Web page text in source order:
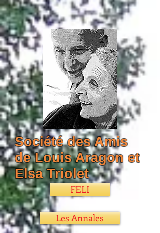
Société des Amis
de Louis Aragon et
Elsa Triolet
FELI
Les Annales